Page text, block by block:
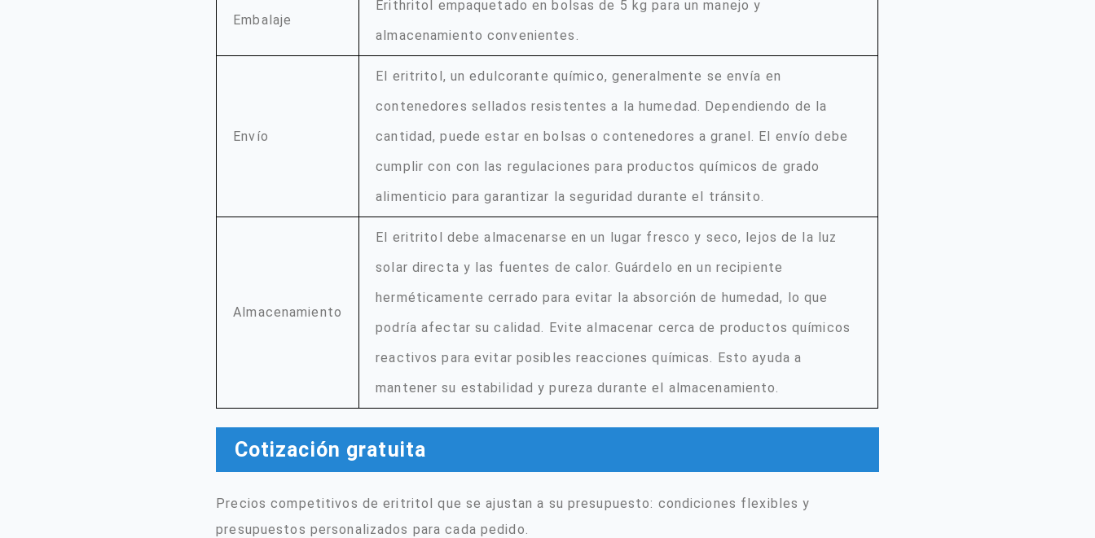
Embalaje
Erithritol empaquetado en bolsas de 5 kg para un manejo y
almacenamiento convenientes.
Envío
El eritritol, un edulcorante químico, generalmente se envía en
contenedores sellados resistentes a la humedad. Dependiendo de la
cantidad, puede estar en bolsas o contenedores a granel. El envío debe
cumplir con con las regulaciones para productos químicos de grado
alimenticio para garantizar la seguridad durante el tránsito.
Almacenamiento
El eritritol debe almacenarse en un lugar fresco y seco, lejos de la luz
solar directa y las fuentes de calor. Guárdelo en un recipiente
herméticamente cerrado para evitar la absorción de humedad, lo que
podría afectar su calidad. Evite almacenar cerca de productos químicos
reactivos para evitar posibles reacciones químicas. Esto ayuda a
mantener su estabilidad y pureza durante el almacenamiento.
Cotización gratuita
Precios competitivos de eritritol que se ajustan a su presupuesto: condiciones flexibles y
presupuestos personalizados para cada pedido.